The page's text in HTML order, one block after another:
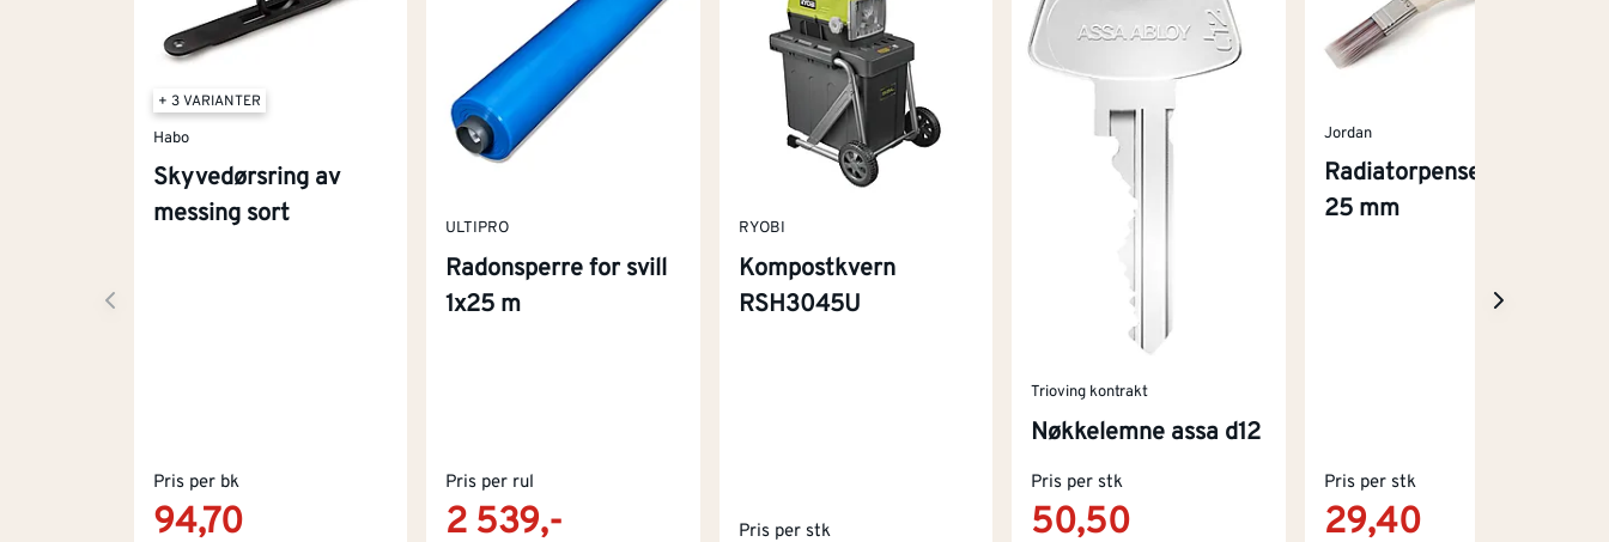
+ 3 VARIANTER
Habo
Skyvedørsring av
messing sort
Pris per bk
94,70
ULTIPRO
Radonsperre for svill
1x25 m
Pris per rul
2 539,-
RYOBI
Kompostkvern
RSH3045U
Pris per stk
Trioving kontrakt
Nøkkelemne assa d12
Pris per stk
50,50
Jordan
Radiatorpensel stabil
25 mm
Pris per stk
29,40